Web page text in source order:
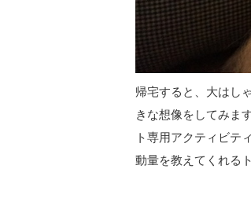
帰宅すると、大はし
きな想像をしてみま
ト専用アクティビテ
動量を教えてくれる